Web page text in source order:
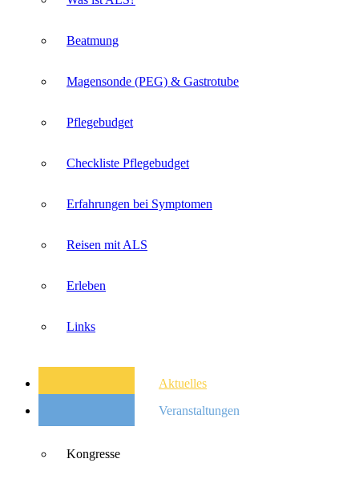
Beatmung
Magensonde (PEG) & Gastrotube
Pflegebudget
Checkliste Pflegebudget
Erfahrungen bei Symptomen
Reisen mit ALS
Erleben
Links
Aktuelles
Veranstaltungen
Kongresse